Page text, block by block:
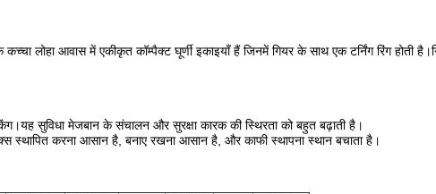
कच्चा लोहा आवास में एकीकृत कॉम्पैक्ट घूर्णी इकाइयाँ हैं जिनमें गियर के साथ एक टर्निंग रिंग
सुविधा मेजबान के संचालन और सुरक्षा कारक की स्थिरता को बहुत बढ़ाती है।
स्थापित करना आसान है, बनाए रखना आसान है, और काफी स्थापना स्थान बचाता है।